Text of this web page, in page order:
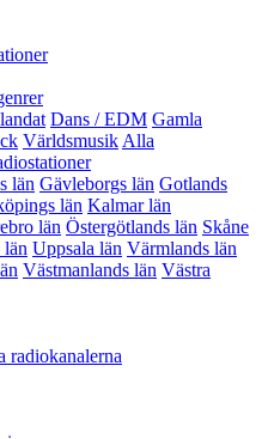
Dans / EDM Gamla
Världsmusik Alla
län Gävleborgs län Gotlands
län Kalmar län
län Östergötlands län Skåne
län Uppsala län Värmlands län
Västmanlands län Västra
radiokanalerna